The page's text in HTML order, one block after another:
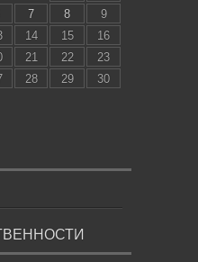
7 8
9
14 15
16
21 22
23
28 29
30